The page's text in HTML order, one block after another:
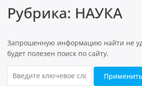
Рубрика: НАУКА
Запрошенную информацию найти не
будет полезен поиск по сайту.